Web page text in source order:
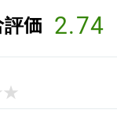
価 2.74